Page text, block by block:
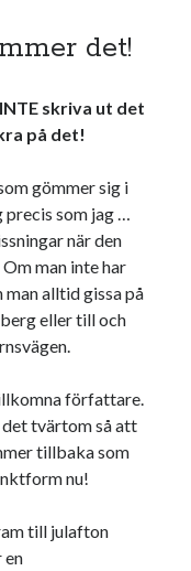
det!
skriva ut det
på det!
gömmer sig i
som jag …
när den
man inte har
man alltid gissa på
eller till och
författare.
det tvärtom så att
tillbaka som
nu!
till julafton
en